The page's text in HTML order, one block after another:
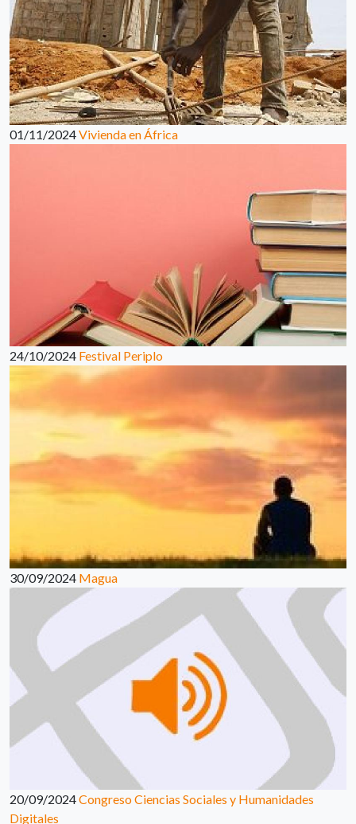
01/11/2024Vivienda en África
24/10/2024 Festival Periplo
30/09/2024 Magua
20/09/2024Congreso Ciencias Sociales y Humanidades
Digitales